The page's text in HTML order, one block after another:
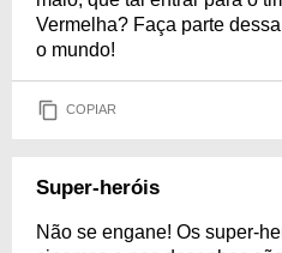
Vermelha? Faça parte
o mundo!
COPIAR
Super-heróis
Não se engane! Os super-